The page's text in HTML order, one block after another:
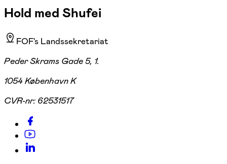
Hold med Shufei
FOF's Landssekretariat
Peder Skrams Gade 5, 1.
1054 København K
CVR-nr: 62531517